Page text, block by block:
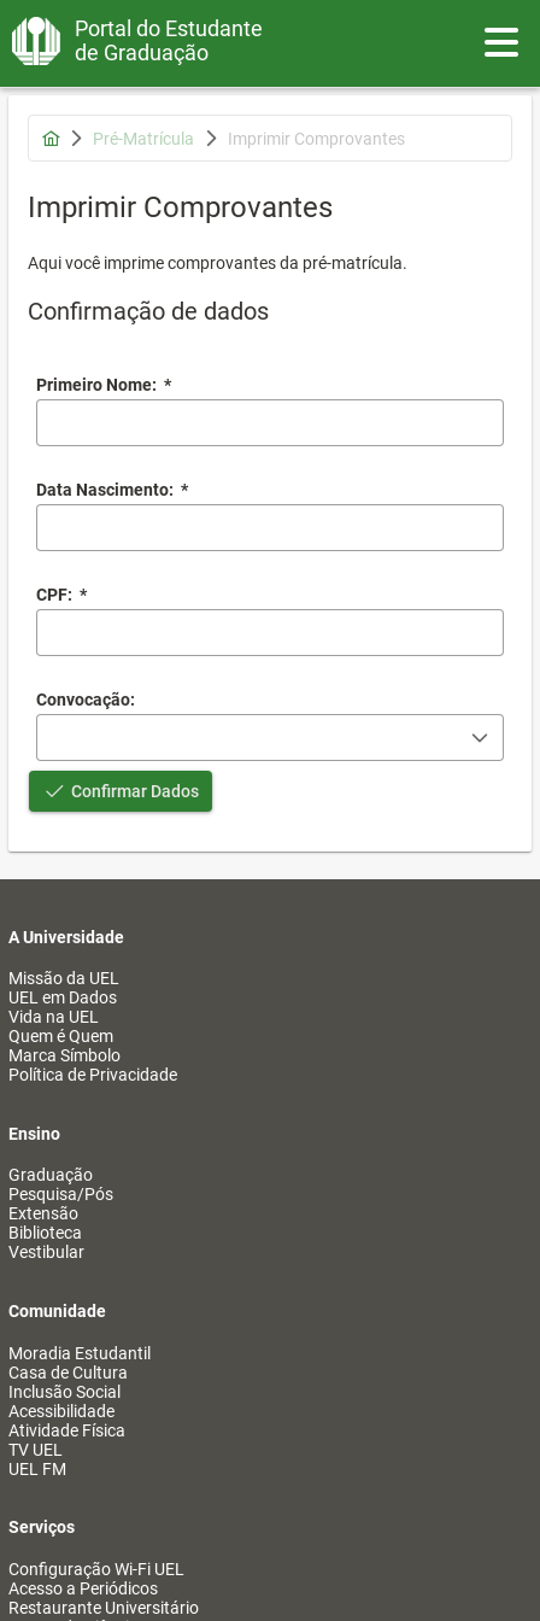
Portal do Estudante
de Graduação
Pré-Matrícula Imprimir Comprovantes
Imprimir Comprovantes
Aqui você imprime comprovantes da pré-matrícula.
Confirmação de dados
Primeiro Nome: *
Data Nascimento: *
CPF: *
Convocação:
Confirmar Dados
A Universidade
Missão da UEL
UEL em Dados
Vida na UEL
Quem é Quem
Marca Símbolo
Política de Privacidade
Ensino
Graduação
Pesquisa/Pós
Extensão
Biblioteca
Vestibular
Comunidade
Moradia Estudantil
Casa de Cultura
Inclusão Social
Acessibilidade
Atividade Física
TV UEL
UEL FM
Serviços
Configuração Wi-Fi UEL
Acesso a Periódicos
Restaurante Universitário